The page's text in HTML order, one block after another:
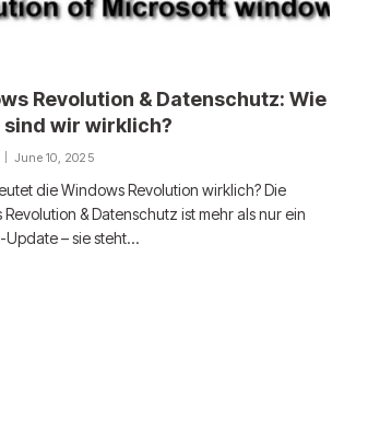
Revolution & Datenschutz: Wie
sind wir wirklich?
June 10, 2025
die Windows Revolution wirklich? Die
& Datenschutz ist mehr als nur ein
Update – sie steht…